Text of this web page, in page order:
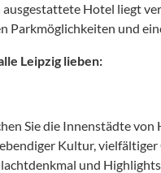
Hotel liegt
Parkmöglichkeiten und
Leipzig lieben:
Sie die Innenstädte von
Kultur,
und